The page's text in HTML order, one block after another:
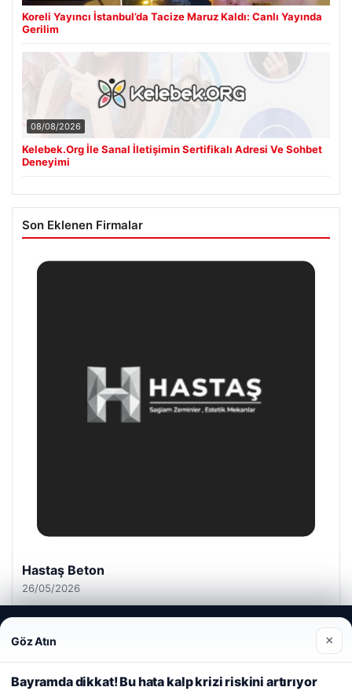
Koreli Yayıncı İstanbul’da Tacize Maruz Kaldı: Canlı Yayında
Gerilim
08/08/2026
Kelebek.Org İle Sanal İletişimin Sertifikalı Adresi Ve Sohbet
Deneyimi
Son Eklenen Firmalar
Hastaş Beton
26/05/2026
deneyiminizi kişiselleştirmek ve geliştirmek amacıyla çerezler
kullanıyoruz.Çerez Politikamız
Reddet Kabul Et
Göz Atın ×
Bayramda dikkat! Bu hata kalp krizi riskini artırıyor